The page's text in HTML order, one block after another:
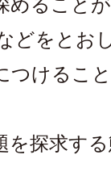
めること
どをとお
つけるこ
を探求す